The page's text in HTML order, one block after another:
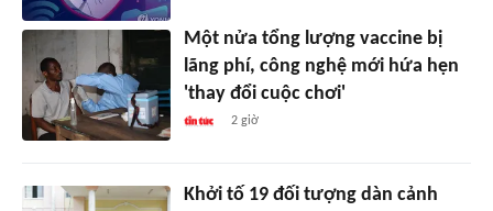
Một nửa tổng lượng vaccine bị
lãng phí, công nghệ mới hứa hẹn
'thay đổi cuộc chơi'
2 giờ
Khởi tố 19 đối tượng dàn cảnh